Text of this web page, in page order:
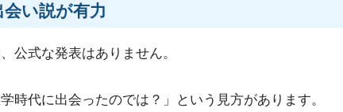
い説が有力
公式な発表はありません。
時代に出会ったのでは？」という見方があります。